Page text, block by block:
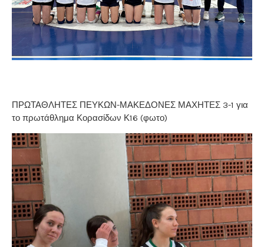
ΠΡΩΤΑΘΛΗΤΕΣ ΠΕΥΚΩΝ-ΜΑΚΕΔΟΝΕΣ ΜΑΧΗΤΕΣ 3-1 για
το πρωτάθλημα Κορασίδων Κ16 (φωτο)